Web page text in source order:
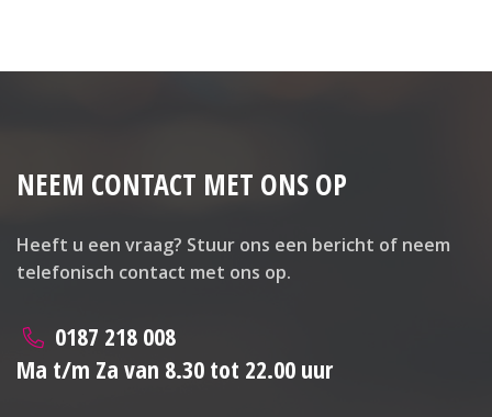
NEEM CONTACT MET ONS OP
Heeft u een vraag? Stuur ons een bericht of neem
telefonisch contact met ons op.
0187 218 008
Ma t/m Za van 8.30 tot 22.00 uur